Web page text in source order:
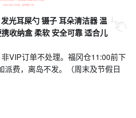
光耳屎勺 镊子 耳朵清洁器 温
收纳盒 柔软 安全可靠 适合儿
VIP订单不处理。福冈仓11:00前下
派费，离岛不发。（周末及节假日